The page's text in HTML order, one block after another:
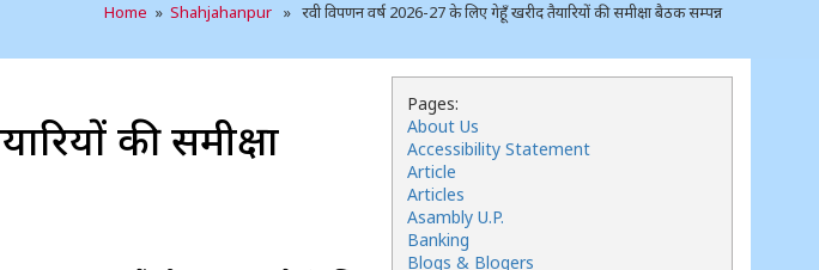
Home » Shahjahanpur » रवी विपणन वर्ष 2026-27 के लिए गेहूँ खरीद तैयारियों की समीक्षा बैठक सम्पन्न
की समीक्षा
Pages:
About Us
Accessibility Statement
Article
Articles
Asambly U.P.
Banking
Blogs & Blogers